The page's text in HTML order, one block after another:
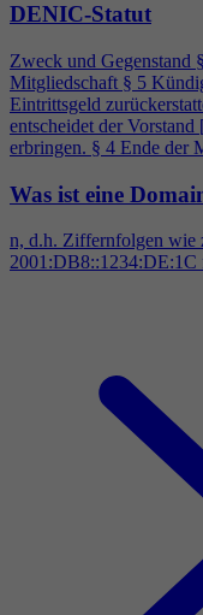
DENIC-Statut
Zweck und Gegenstand
Mitgliedschaft § 5
Eintrittsgeld
entscheidet der
erbringen. § 4 Ende der
Was ist eine
n, d.h. Ziffernfolgen wie
2001:DB8::1234:DE:1C